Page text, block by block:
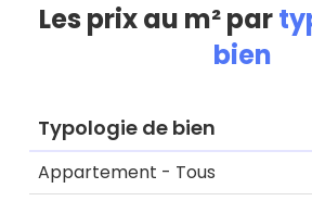
Les prix au m² par
bien
Typologie de bien
Appartement - Tous